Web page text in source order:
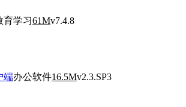
育学习61Mv7.4.8
端办公软件16.5Mv2.3.SP3